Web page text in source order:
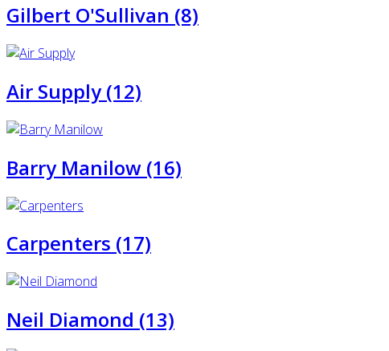
Gilbert O'Sullivan (8)
Air Supply (12)
Barry Manilow (16)
Carpenters (17)
Neil Diamond (13)